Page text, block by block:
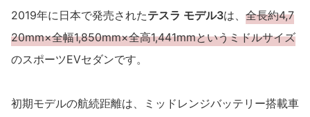
2019年に日本で発売されたテスラ モデル3は、 全長約4,7
20mm×全幅1,850mm×全高1,441mmというミドルサイズ
のスポーツEVセダンです。
初期モデルの航続距離は、ミッドレンジバッテリー搭載車